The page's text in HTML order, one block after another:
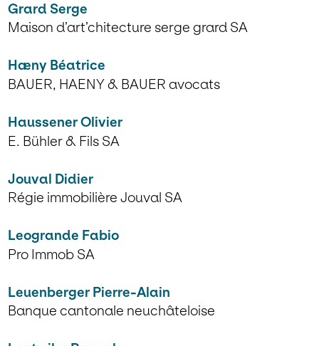
Grard Serge
Maison d’art’chitecture serge grard SA
Hæny Béatrice
BAUER, HAENY & BAUER avocats
Haussener Olivier
E. Bühler & Fils SA
Jouval Didier
Régie immobilière Jouval SA
Leogrande Fabio
Pro Immob SA
Leuenberger Pierre-Alain
Banque cantonale neuchâteloise